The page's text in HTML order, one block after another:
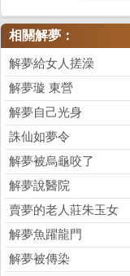
相關解夢：
解夢給女人搓澡
解夢璇 東營
解夢自己光身
誅仙如夢令
解夢被烏龜咬了
解夢說醫院
賣夢的老人莊朱玉女
解夢魚躍龍門
解夢被傳染